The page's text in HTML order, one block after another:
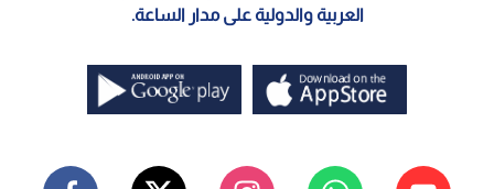
العربية والدولية على مدار الساعة.